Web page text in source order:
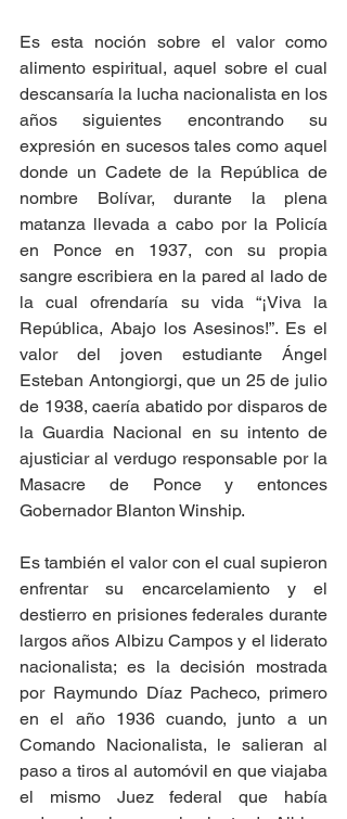
Es esta noción sobre el valor como
alimento espiritual, aquel sobre el cual
descansaría la lucha nacionalista en los
años siguientes encontrando su
expresión en sucesos tales como aquel
donde un Cadete de la República de
nombre Bolívar, durante la plena
matanza llevada a cabo por la Policía
en Ponce en 1937, con su propia
sangre escribiera en la pared al lado de
la cual ofrendaría su vida “¡Viva la
República, Abajo los Asesinos!”. Es el
valor del joven estudiante Ángel
Esteban Antongiorgi, que un 25 de julio
de 1938, caería abatido por disparos de
la Guardia Nacional en su intento de
ajusticiar al verdugo responsable por la
Masacre de Ponce y entonces
Gobernador Blanton Winship.
Es también el valor con el cual supieron
enfrentar su encarcelamiento y el
destierro en prisiones federales durante
largos años Albizu Campos y el liderato
nacionalista; es la decisión mostrada
por Raymundo Díaz Pacheco, primero
en el año 1936 cuando, junto a un
Comando Nacionalista, le salieran al
paso a tiros al automóvil en que viajaba
el mismo Juez federal que había